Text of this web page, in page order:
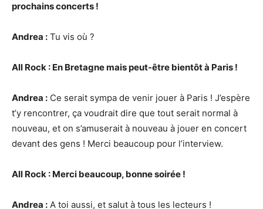
prochains concerts !
Andrea : Tu vis où ?
All Rock : En Bretagne mais peut-être bientôt à Paris !
Andrea : Ce serait sympa de venir jouer à Paris ! J’espère
t’y rencontrer, ça voudrait dire que tout serait normal à
nouveau, et on s’amuserait à nouveau à jouer en concert
devant des gens ! Merci beaucoup pour l’interview.
All Rock : Merci beaucoup, bonne soirée !
Andrea : A toi aussi, et salut à tous les lecteurs !